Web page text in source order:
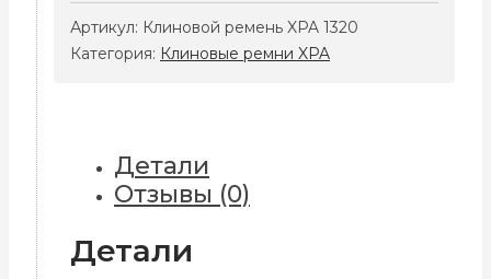
ремень
XPA
Артикул: Клиновой ремень XPA 1320
Категория: Клиновые ремни XPA
Детали
Отзывы (0)
Детали